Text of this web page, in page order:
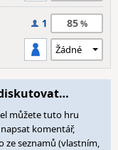
1 85
můžete tuto hru
komentář,
ze seznamů (vlastním,